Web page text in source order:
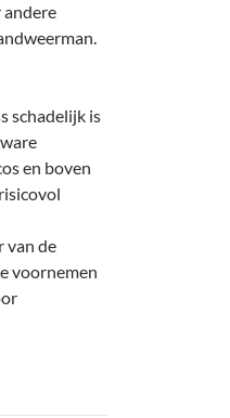
andere
schadelijk is
en boven
van de
voornemen